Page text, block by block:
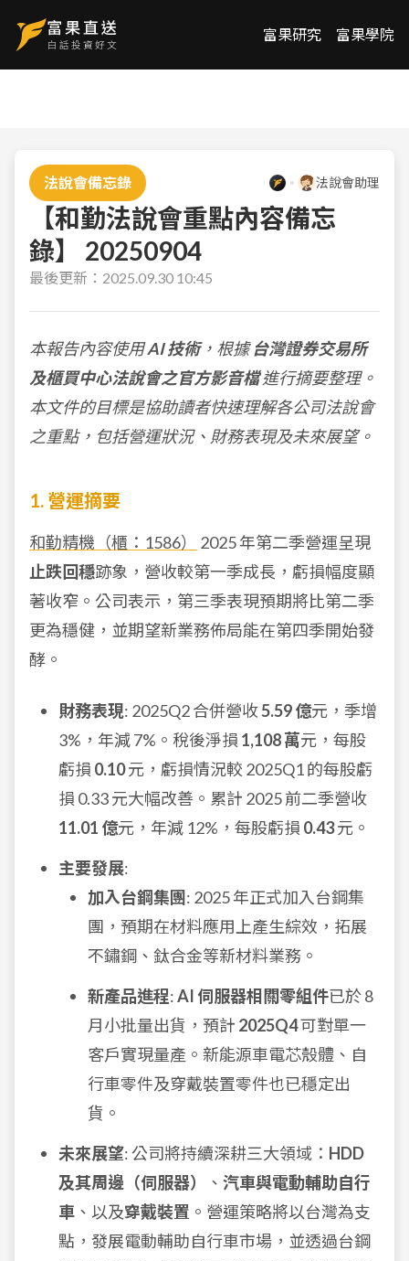
富果研究 富果學院
法說會備忘錄 法說會助理
【和勤法說會重點內容備忘
錄】 20250904
最後更新： 2025.09.30 10:45
本報告內容使用AI 技術，根據台灣證券交易所
及櫃買中心法說會之官方影音檔進行摘要整理。
本文件的目標是協助讀者快速理解各公司法說會
之重點，包括營運狀況、財務表現及未來展望。
1. 營運摘要
和勤精機（櫃：1586）
2025 年第二季營運呈現
止跌回穩跡象，營收較第一季成長，虧損幅度顯
著收窄。公司表示，第三季表現預期將比第二季
更為穩健，並期望新業務佈局能在第四季開始發
酵。
財務表現: 2025Q2 合併營收5.59 億元，季增
3%，年減 7%。稅後淨損 1,108 萬元，每股
虧損 0.10元，虧損情況較 2025Q1 的每股虧
損 0.33 元大幅改善。累計 2025 前二季營收
11.01 億元，年減 12%，每股虧損 0.43元。
主要發展:
加入台鋼集團: 2025 年正式加入台鋼集
團，預期在材料應用上產生綜效，拓展
不鏽鋼、鈦合金等新材料業務。
新產品進程:AI 伺服器相關零組件已於 8
月小批量出貨，預計 2025Q4可對單一
客戶實現量產。新能源車電芯殼體、自
行車零件及穿戴裝置零件也已穩定出
貨。
未來展望: 公司將持續深耕三大領域： HDD
及其周邊（伺服器）
、 汽車與電動輔助自行
車 、以及穿戴裝置 。營運策略將以台灣為支
點，發展電動輔助自行車市場，並透過台鋼